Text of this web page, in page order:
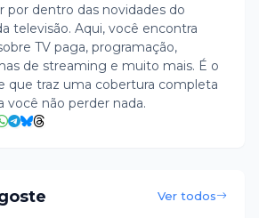
por dentro das novidades do
televisão. Aqui, você encontra
TV paga, programação,
de streaming e muito mais. É o
que traz uma cobertura completa
você não perder nada.
Ver todos